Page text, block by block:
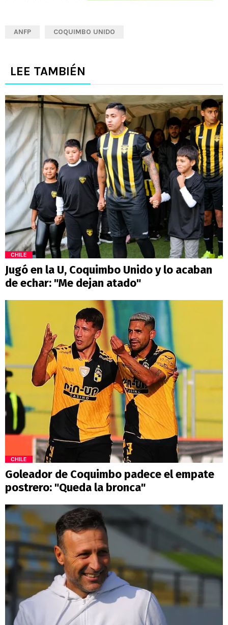
ANFP COQUIMBO UNIDO
LEE TAMBIÉN
CHILE
Jugó en la U, Coquimbo Unido y lo acaban
de echar: "Me dejan atado"
CHILE
Goleador de Coquimbo padece el empate
postrero: "Queda la bronca"